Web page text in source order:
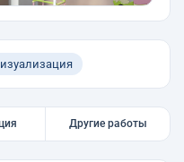
Другие работы